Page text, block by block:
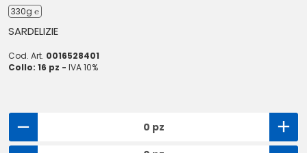
330g ℮
SARDELIZIE
Cod. Art. 0016528401
Collo: 16 pz - IVA 10%
0 pz